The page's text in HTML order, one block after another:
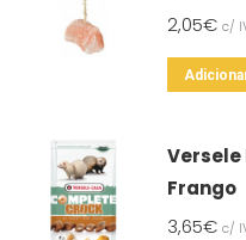
2,05€ c/
Frango
3,65€ c/